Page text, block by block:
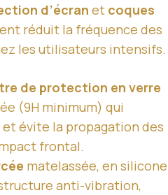
d’écran et coques
réduit la fréquence des
les utilisateurs intensifs.
de protection en verre
(9H minimum) qui
évite la propagation des
frontal.
matelassée, en silicone
anti-vibration,